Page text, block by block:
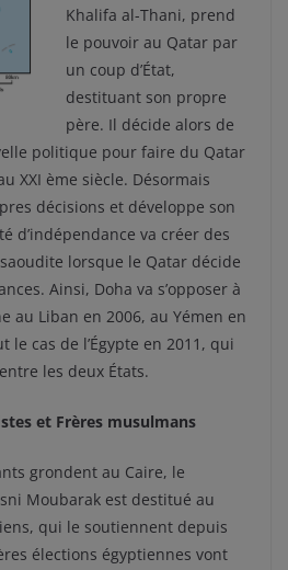
Khalifa al-Thani, prend
le pouvoir au Qatar par
un coup d’État,
destituant son propre
père. Il décide alors de
politique pour faire du Qatar
XXI ème siècle. Désormais
décisions et développe son
d’indépendance va créer des
lorsque le Qatar décide
Ainsi, Doha va s’opposer à
au Liban en 2006, au Yémen en
le cas de l’Égypte en 2011, qui
les deux États.
et Frères musulmans
grondent au Caire, le
Moubarak est destitué au
qui le soutiennent depuis
élections égyptiennes vont